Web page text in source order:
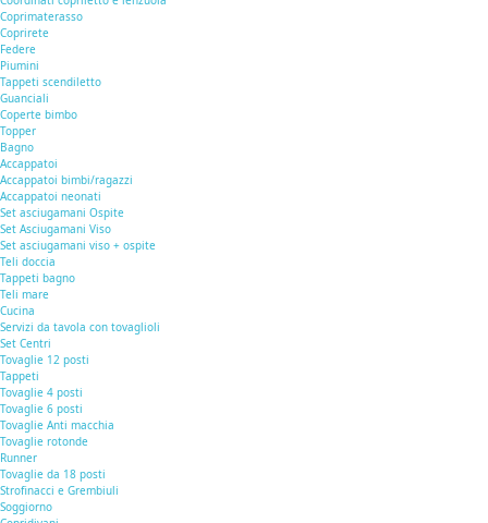
Coprimaterasso
Coprirete
Federe
Piumini
Tappeti scendiletto
Guanciali
Coperte bimbo
Topper
Bagno
Accappatoi
Accappatoi bimbi/ragazzi
Accappatoi neonati
Set asciugamani Ospite
Set Asciugamani Viso
Set asciugamani viso + ospite
Teli doccia
Tappeti bagno
Teli mare
Cucina
Servizi da tavola con tovaglioli
Set Centri
Tovaglie 12 posti
Tappeti
Tovaglie 4 posti
Tovaglie 6 posti
Tovaglie Anti macchia
Tovaglie rotonde
Runner
Tovaglie da 18 posti
Strofinacci e Grembiuli
Soggiorno